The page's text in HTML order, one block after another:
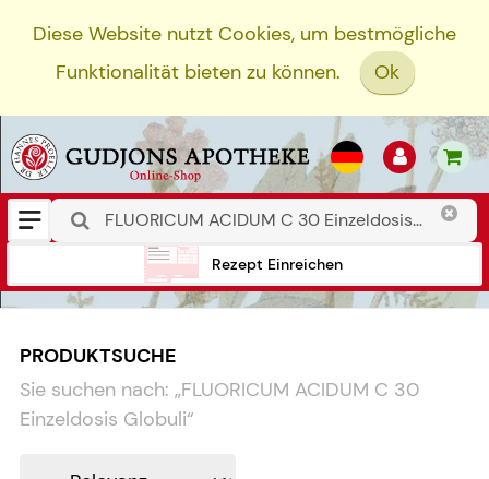
Diese Website nutzt Cookies, um bestmögliche
Funktionalität bieten zu können.
Ok
Rezept Einreichen
PRODUKTSUCHE
Sie suchen nach: „FLUORICUM ACIDUM C 30
Einzeldosis Globuli“